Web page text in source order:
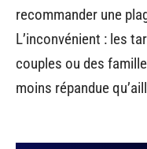
recommander une
L’inconvénient : les
couples ou des
moins répandue